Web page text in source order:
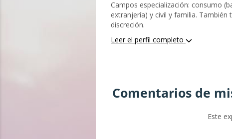
Campos especialización: consumo
extranjería) y civil y familia.
discreción.
Leer el perfil completo
Comentarios de
Este